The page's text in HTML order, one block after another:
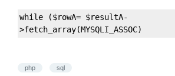
while ($rowA= $resultA-
>fetch_array(MYSQLI_ASSOC)
php sql